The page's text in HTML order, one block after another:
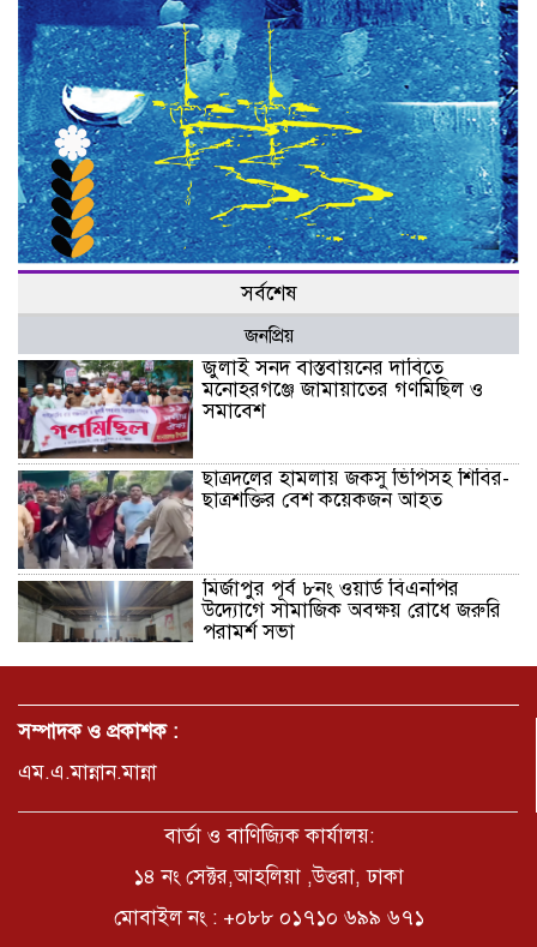
সর্বশেষ
জনপ্রিয়
জুলাই সনদ বাস্তবায়নের দাবিতে
মনোহরগঞ্জে জামায়াতের গণমিছিল ও
সমাবেশ
ছাত্রদলের হামলায় জকসু ভিপিসহ শিবির-
ছাত্রশক্তির বেশ কয়েকজন আহত
মির্জাপুর পূর্ব ৮নং ওয়ার্ড বিএনপির
উদ্যোগে সামাজিক অবক্ষয় রোধে জরুরি
পরামর্শ সভা
ভ্রমণ কাহিনী: পদ্মা পারে আনন্দ ভ্রমণ –
সময় –মুক্তা পারভীন
কক্সবাজার ইনানী বিচে ‘কুমিল্লা কবি
সম্পাদক ও প্রকাশক :
এম.এ.মান্নান.মান্না
বার্তা ও বাণিজ্যিক কার্যালয়:
১৪ নং সেক্টর,আহলিয়া ,উত্তরা, ঢাকা
মোবাইল নং : +০৮৮ ০১৭১০ ৬৯৯ ৬৭১